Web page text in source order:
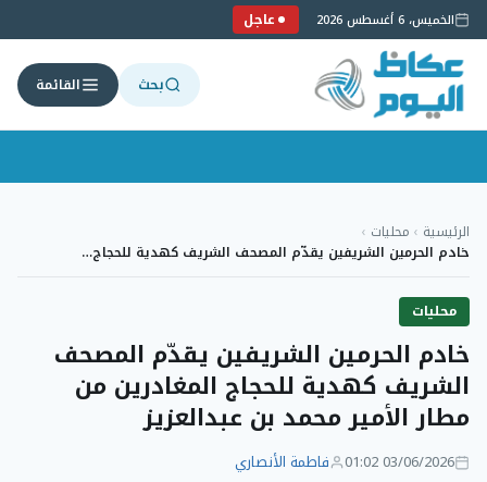
الخميس، 6 أغسطس 2026 عاجل
بحث القائمة
إلى
المحتوى
الرئيسية › محليات ›
خادم الحرمين الشريفين يقدّم المصحف الشريف كهدية للحجاج…
محليات
خادم الحرمين الشريفين يقدّم المصحف
الشريف كهدية للحجاج المغادرين من
مطار الأمير محمد بن عبدالعزيز
03/06/2026 01:02 فاطمة الأنصاري